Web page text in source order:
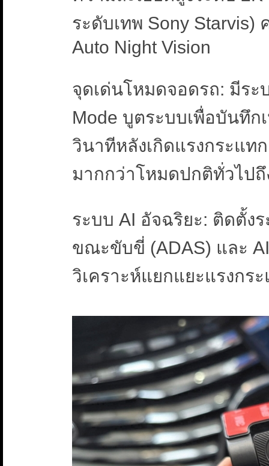
ระดับเทพ Sony
Auto Night Vision
จุดเด่นโหมดจอดรถ: มีระ
Mode บูตระบบเพื่อบันทึ
วินาทีหลังเกิดแรงกระแท
มากกว่าโหมดปกติทั่วไปถึ
ระบบ AI อัจฉริยะ: ติดตั้ง
ขณะขับขี่ (ADAS) และ
วิเคราะห์แยกแยะแรงกร